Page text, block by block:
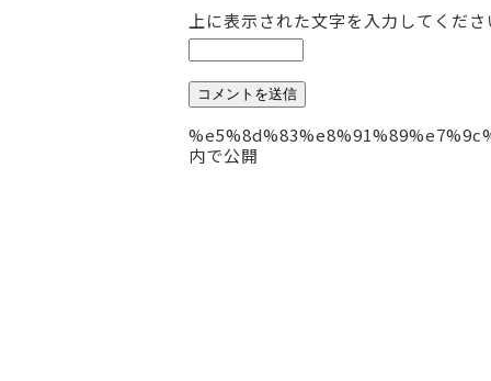
上に表示された文字を入力してくだ
投
稿
内で公開